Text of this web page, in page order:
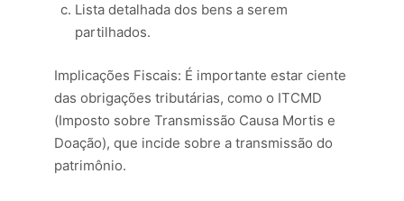
Lista detalhada dos bens a serem
partilhados.
Implicações Fiscais: É importante estar ciente
das obrigações tributárias, como o ITCMD
(Imposto sobre Transmissão Causa Mortis e
Doação), que incide sobre a transmissão do
patrimônio.